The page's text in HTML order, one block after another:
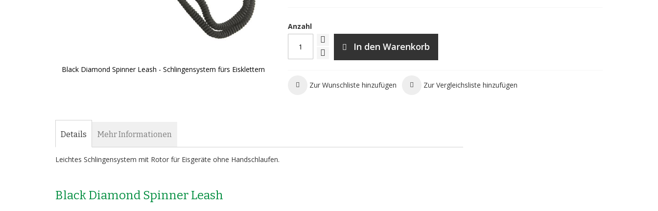
Black Diamond Spinner Leash - Schlingensystem fürs Eisklettern
springen
Anzahl
In den Warenkorb
Zur Wunschliste hinzufügen Zur Vergleichsliste hinzufügen
Details
Leichtes Schlingensystem mit Rotor für Eisgeräte ohne Handschlaufen.
Black Diamond Spinner Leash
Mehr Informationen